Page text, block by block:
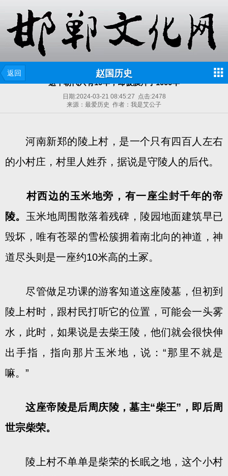
返回 赵国历史
这个朝代只有10年，却被膜拜了1000年
日期:2024-03-21 08:45:27 点击:2478
来源：最爱历史 作者：我是艾公子
河南新郑的陵上村，是一个只有四百人左右
的小村庄，村里人姓乔，据说是守陵人的后代。
村西边的玉米地旁，有一座尘封千年的帝
陵。 玉米地周围散落着残碑，陵园地面建筑早已
毁坏，唯有苍翠的雪松簇拥着南北向的神道，神
道尽头则是一座约10米高的土冢。
尽管做足功课的游客知道这座陵墓，但初到
陵上村时，跟村民打听它的位置，可能会一头雾
水，此时，如果说是去柴王陵，他们就会很快伸
出手指，指向那片玉米地，说：“那里不就是
嘛。”
这座帝陵是后周庆陵，墓主“柴王”，即后周
世宗柴荣。
陵上村不单单是柴荣的长眠之地，这个小村